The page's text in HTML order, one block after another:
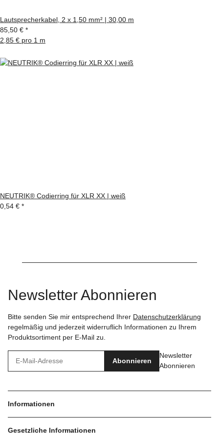
Lautsprecherkabel, 2 x 1,50 mm² | 30,00 m
85,50 € *
2,85 € pro 1 m
NEUTRIK® Codierring für XLR XX | weiß
0,54 € *
Newsletter Abonnieren
Bitte senden Sie mir entsprechend Ihrer Datenschutzerklärung
regelmäßig und jederzeit widerruflich Informationen zu Ihrem
Produktsortiment per E-Mail zu.
Abonnieren
Newsletter
Abonnieren
Informationen
Gesetzliche Informationen